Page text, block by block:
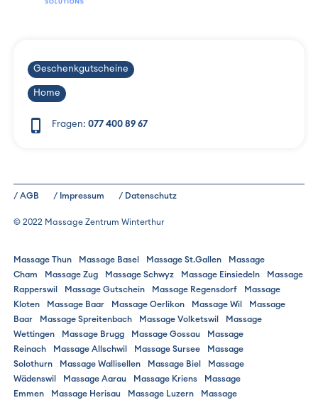
Geschenkgutscheine
Home
phone_iphone Fragen: 077 400 89 67
/ AGB / Impressum / Datenschutz
© 2022 Massage Zentrum Winterthur
Massage Thun Massage Basel Massage St.Gallen
Massage
Cham
Massage Zug Massage Schwyz Massage Einsiedeln
Massage
Rapperswil
Massage Gutschein Massage Regensdorf
Massage
Kloten
Massage Baar Massage Oerlikon Massage Wil
Massage
Baar
Massage Spreitenbach Massage Volketswil
Massage
Wettingen
Massage Brugg Massage Gossau
Massage
Reinach
Massage Allschwil Massage Sursee
Massage
Solothurn
Massage Wallisellen Massage Biel
Massage
Wädenswil
Massage Aarau Massage Kriens
Massage
Emmen
Massage Herisau Massage Luzern
Massage